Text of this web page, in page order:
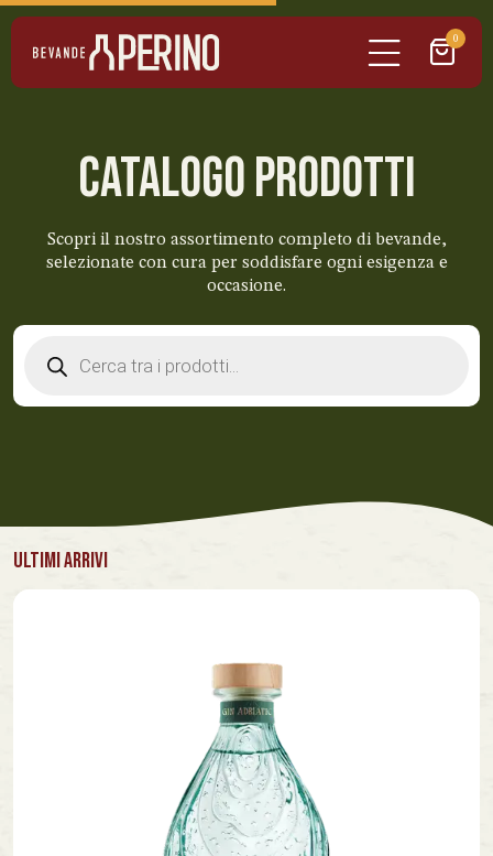
0
CATALOGO PRODOTTI
Scopri il nostro assortimento completo di bevande,
selezionate con cura per soddisfare ogni esigenza e
occasione.
search
ULTIMI ARRIVI